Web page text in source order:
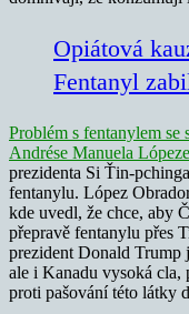
Opiátová
Fentanyl
Problém s fentanylem se
Andrése Manuela
prezidenta Si Ťin-
fentanylu. López
kde uvedl, že chce, aby
přepravě fentanylu přes
prezident Donald
ale i Kanadu vysoká cla,
proti pašování této látky